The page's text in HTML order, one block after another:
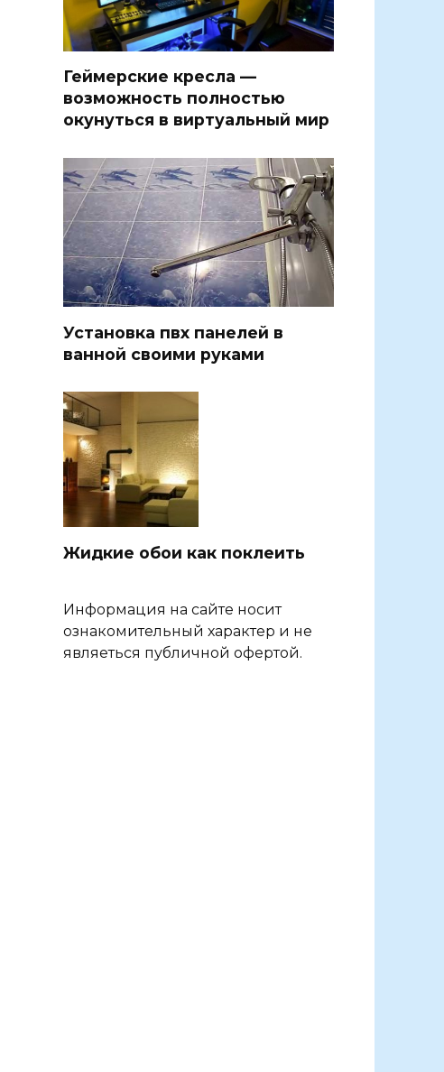
Геймерские кресла —
возможность полностью
окунуться в виртуальный мир
Установка пвх панелей в
ванной своими руками
Жидкие обои как поклеить
Информация на сайте носит
ознакомительный характер и не
являеться публичной офертой.